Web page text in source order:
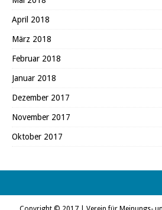
April 2018
März 2018
Februar 2018
Januar 2018
Dezember 2017
November 2017
Oktober 2017